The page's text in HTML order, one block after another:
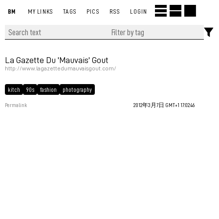
BM MY LINKS TAGS PICS RSS LOGIN
La Gazette Du 'Mauvais' Gout
http://www.lagazettedumauvaisgout.com/
kitch 90s fashion photography
Permalink 2012年3月7日 GMT+1 17:02:46